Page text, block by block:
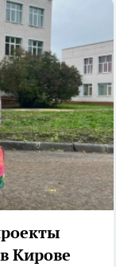
Кирове